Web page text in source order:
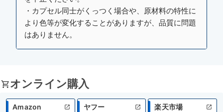
・カプセル同士がくっつく場合や、原材料の特性に
より色等が変化することがありますが、品質に問題
はありません。
オンライン購入
Amazon
ヤフー
楽天市場